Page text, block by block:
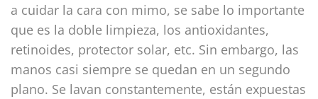
a cuidar la cara con mimo, se sabe lo importante
que es la doble limpieza, los antioxidantes,
retinoides, protector solar, etc. Sin embargo, las
manos casi siempre se quedan en un segundo
plano. Se lavan constantemente, están expuestas